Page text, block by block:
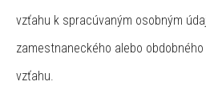
vzťahu k spracúvaným osobným
zamestnaneckého alebo
vzťahu.